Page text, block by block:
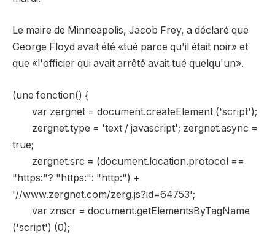
Le maire de Minneapolis, Jacob Frey, a déclaré que
George Floyd avait été «tué parce qu'il était noir» et
que «l'officier qui avait arrêté avait tué quelqu'un».
(une fonction() {
var zergnet = document.createElement ('script');
zergnet.type = 'text / javascript'; zergnet.async =
true;
zergnet.src = (document.location.protocol ==
"https:"? "https:": "http:") +
'//www.zergnet.com/zerg.js?id=64753';
var znscr = document.getElementsByTagName
('script') (0);